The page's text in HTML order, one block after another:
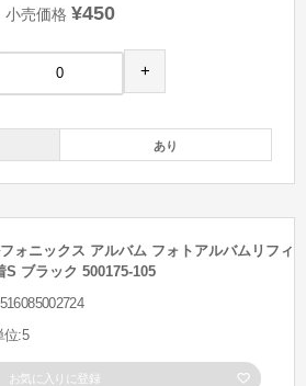
小売価格 ¥450
+
あり
ォニックス アルバム フォトアルバムリフィ
S ブラック 500175-105
位:5
お気に入りに登録